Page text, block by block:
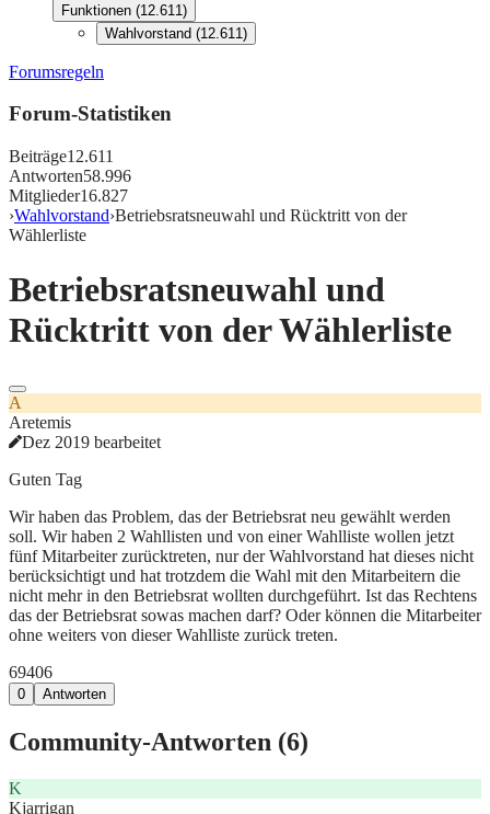
Funktionen (12.611)
Wahlvorstand (12.611)
Forumsregeln
Forum-Statistiken
Beiträge12.611
Antworten58.996
Mitglieder16.827
›Wahlvorstand›Betriebsratsneuwahl und Rücktritt von der
Wählerliste
Betriebsratsneuwahl und
Rücktritt von der Wählerliste
A
Aretemis
Dez 2019 bearbeitet
Guten Tag
Wir haben das Problem, das der Betriebsrat neu gewählt werden
soll. Wir haben 2 Wahllisten und von einer Wahlliste wollen jetzt
fünf Mitarbeiter zurücktreten, nur der Wahlvorstand hat dieses nicht
berücksichtigt und hat trotzdem die Wahl mit den Mitarbeitern die
nicht mehr in den Betriebsrat wollten durchgeführt. Ist das Rechtens
das der Betriebsrat sowas machen darf? Oder können die Mitarbeiter
ohne weiters von dieser Wahlliste zurück treten.
69406
0 Antworten
Community-Antworten (6)
K
Kjarrigan